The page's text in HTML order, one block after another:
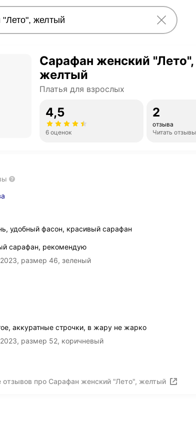
Сарафан женский "Лето",
желтый
Платья для взрослых
4,5
6 оценок
2
отзыва
Читать отзывы
удобный фасон, красивый сарафан
сарафан, рекомендую
лето 2023, размер 46, зеленый
аккуратные строчки, в жару не жарко
лето 2023, размер 52, коричневый
отзывов про Сарафан женский "Лето", желтый